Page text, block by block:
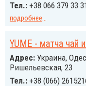
Тел.: +38 066 379 33
подробнее...
YUME - матча чай
Адрес: Украина,
Ришельевская, 23
Тел.: +38 (066)